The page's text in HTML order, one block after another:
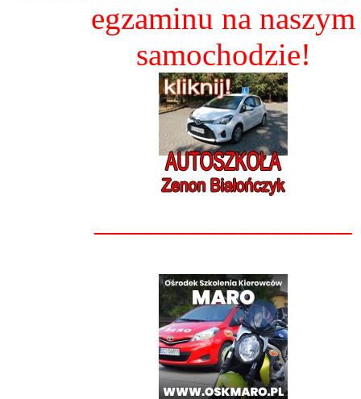
egzaminu na naszym
samochodzie!